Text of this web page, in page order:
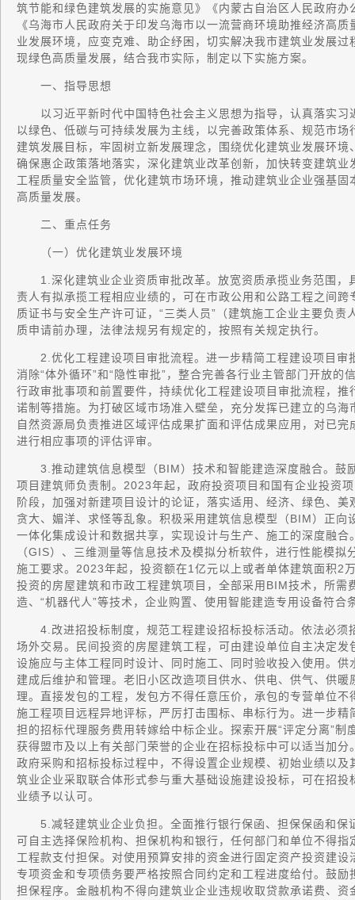
筑节能和绿色建筑发展的实施意见》《内蒙古自治区人民政府
《乌海市人民政府关于印发乌海市以一流营商环境助推经济高
业发展环境，应变克难、助企纾困，切实解决我市建筑业发展
现绿色高质量发展，结合我市实际，制定以下实施方案。
一、指导思想
以习近平新时代中国特色社会主义思想为指导，认真落实习
以绿色、低碳与可持续发展为主线，以完善政策体系、规范市
建筑发展目标，牢固树立新发展理念，围绕优化建筑业发展环
确保惠企政策落地落实，深化建筑业改革创新，加快转变建筑
工程质量安全监管，优化建筑市场环境，推动建筑业企业强基
高质量发展。
二、重点任务
（一）优化建筑业发展环境
1.深化建筑业企业资质审批改革。放宽资质承揽业务范围，
责人有拟承揽工程相应业绩的，可在市政公用和公路工程之间
质证书与安全生产许可证，“三类人员”（建筑施工企业主要负
质申请前办理，法律法规另有规定的，按照有关规定执行。
2.优化工程建设项目审批流程。进一步精简工程建设项目审
消除“体外循环”和“隐性审批”，整合完善各行业主管部门开放
行政审批事项和前置要件，持续优化工程建设项目审批流程，
诺制等措施。为打破区域市场准入壁垒，充分发挥已建立的乌
自然资源局负责推进区域评估成果扩面和评估成果应用，对已
进行相应事项的评估评审。
3.推动建筑信息模型（BIM）技术和智能建造深度融合。鼓
项目建筑师负责制。2023年起，政府投资项目和国有企业投资
阶段，加强对新建项目设计的论证，落实适用、经济、绿色、
贪大、媚洋、求怪等乱象。积极采用建筑信息模型（BIM）正
一体化集成设计和数据共享，实现设计与生产、施工的深度融
（GIS）、三维测量等信息技术及模拟分析软件，进行性能模
施工要求。2023年起，投资额在1亿元以上或者单体建筑面积2
投资的房屋建筑和市政工程建筑项目，全部采用BIM技术，所
造、“机器代人”等技术，企业购置、使用智能建造专用设备符
4.改进招投标制度，规范工程建设招标投标活动。依法必须
场外交易。民间投资的房屋建筑工程，可由建设单位自主决定
设施应与主体工程同时设计、同时施工、同时验收投入使用。
建成后维护和管理。老旧小区改造项目供水、供电、供气、供
理。直接发包的工程，发包方不得任意压价，承包的专营单位
施工程项目远程异地评标，严厉打击围标、串标行为。进一步
担的招标代理服务费用转嫁给中标企业。探索开展“评定分离”
获得盟市及以上有关部门荣誉的企业在招标投标中可以适当加
政府采购和招标投标过程中，不得设置企业规模、初始业绩以
筑业企业采取联合体形式参与重大基础设施建设投标，可在招
业绩予以认可。
5.减轻建筑业企业负担。全面推行银行保函、担保保函和保
可自主选择保险机构、担保机构和银行，任何部门和单位不得
工程款支付担保。对使用预算安排的资金进行固定资产投资建
专项资金和专项债务要严格按照合同约定和工程进度给付。鼓
担保程序。金融机构不得向建筑业企业违规收取贷款承诺费、